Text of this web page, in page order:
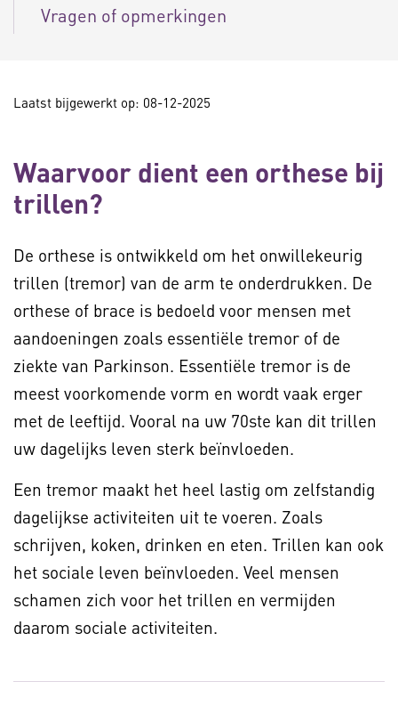
Vragen of opmerkingen
Laatst bijgewerkt op: 08-12-2025
Waarvoor dient een orthese bij
trillen?
De orthese is ontwikkeld om het onwillekeurig
trillen (tremor) van de arm te onderdrukken. De
orthese of brace is bedoeld voor mensen met
aandoeningen zoals essentiële tremor of de
ziekte van Parkinson. Essentiële tremor is de
meest voorkomende vorm en wordt vaak erger
met de leeftijd. Vooral na uw 70ste kan dit trillen
uw dagelijks leven sterk beïnvloeden.
Een tremor maakt het heel lastig om zelfstandig
dagelijkse activiteiten uit te voeren. Zoals
schrijven, koken, drinken en eten. Trillen kan ook
het sociale leven beïnvloeden. Veel mensen
schamen zich voor het trillen en vermijden
daarom sociale activiteiten.